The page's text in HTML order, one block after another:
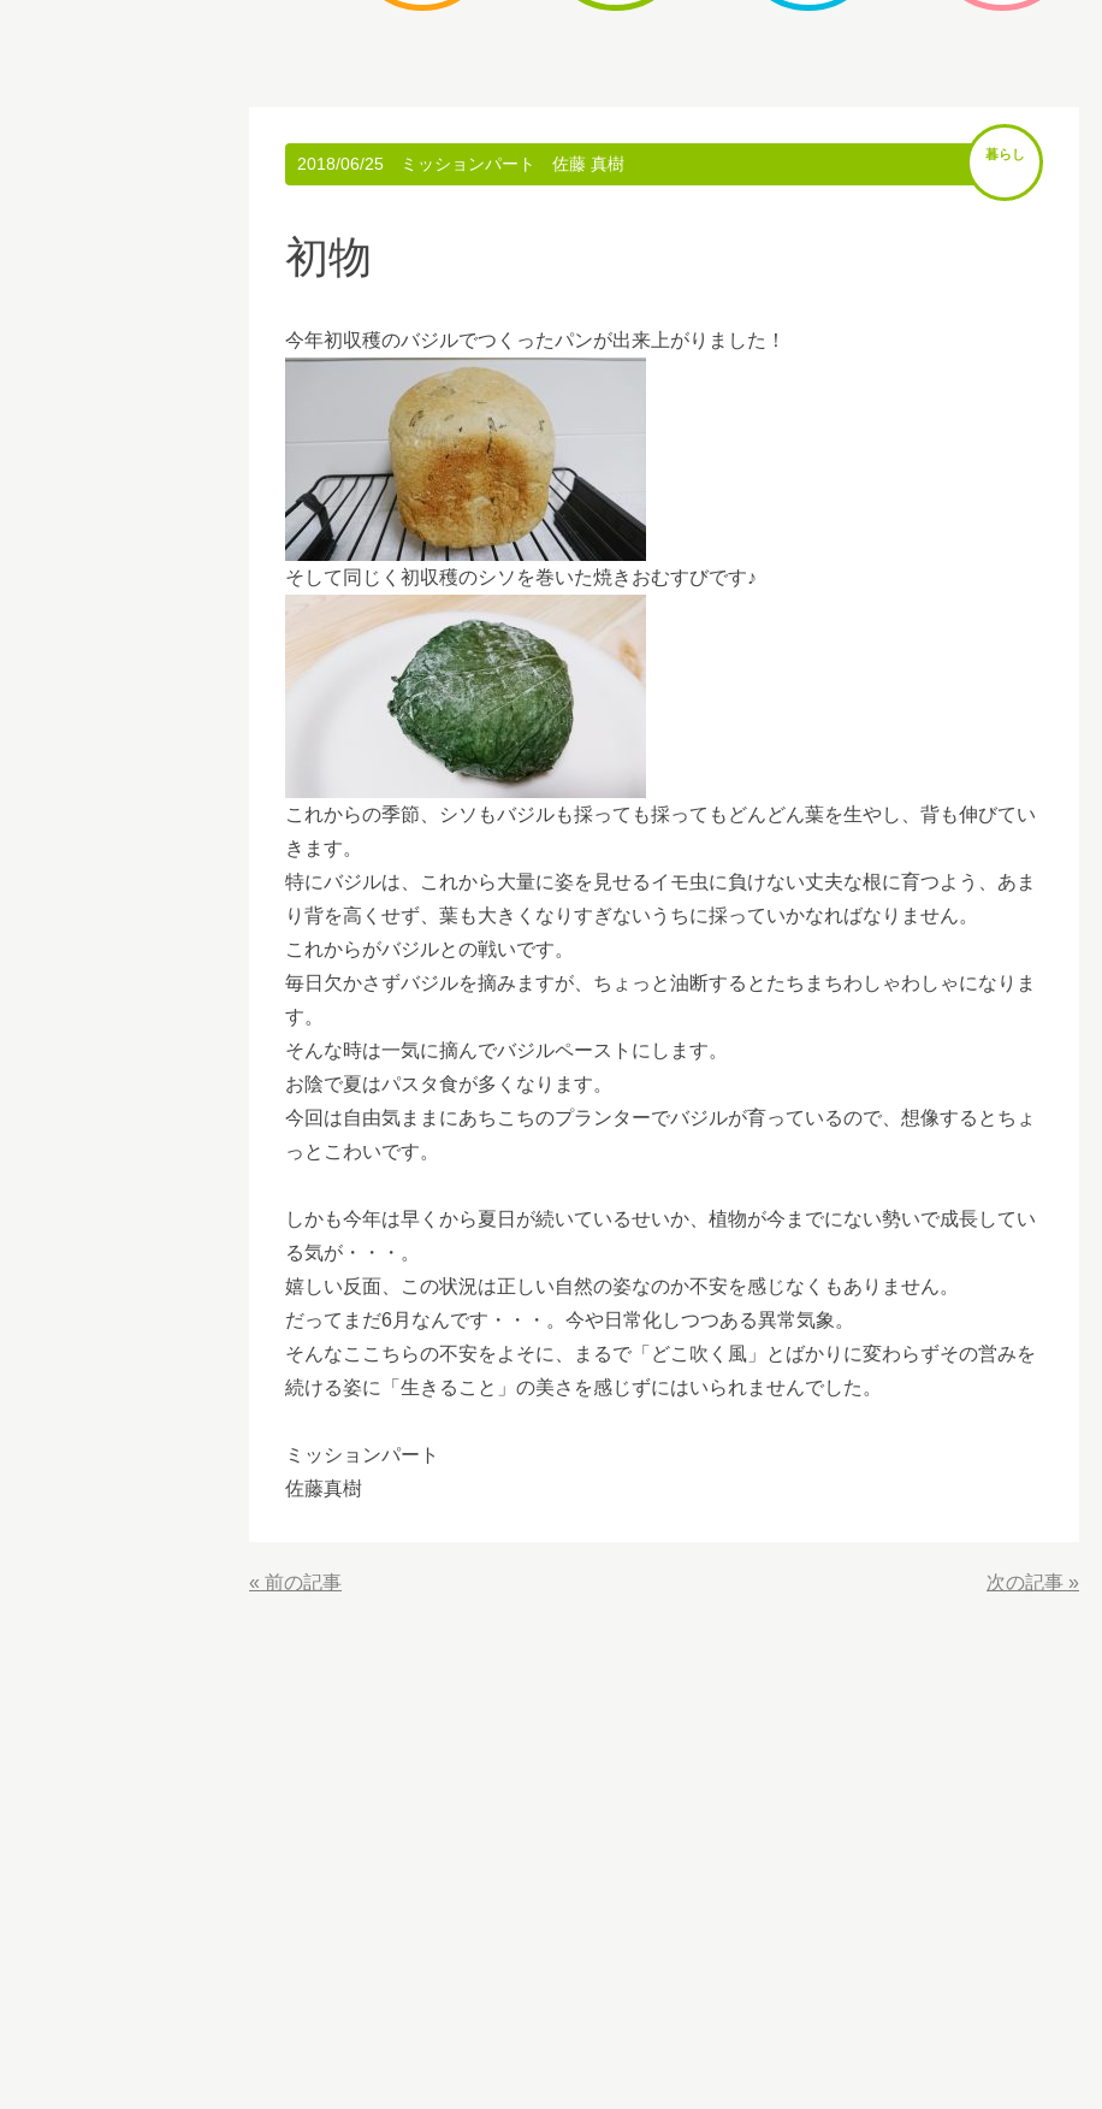
2018/06/25 ミッションパート 佐藤 真樹 暮らし
初物
今年初収穫のバジルでつくったパンが出来上がりました！
そして同じく初収穫のシソを巻いた焼きおむすびです♪
これからの季節、シソもバジルも採っても採ってもどんどん葉を生やし、背も伸びてい
きます。
特にバジルは、これから大量に姿を見せるイモ虫に負けない丈夫な根に育つよう、あま
り背を高くせず、葉も大きくなりすぎないうちに採っていかなればなりません。
これからがバジルとの戦いです。
毎日欠かさずバジルを摘みますが、ちょっと油断するとたちまちわしゃわしゃになりま
す。
そんな時は一気に摘んでバジルペーストにします。
お陰で夏はパスタ食が多くなります。
今回は自由気ままにあちこちのプランターでバジルが育っているので、想像するとちょ
っとこわいです。
しかも今年は早くから夏日が続いているせいか、植物が今までにない勢いで成長してい
る気が・・・。
嬉しい反面、この状況は正しい自然の姿なのか不安を感じなくもありません。
だってまだ6月なんです・・・。今や日常化しつつある異常気象。
そんなここちらの不安をよそに、まるで「どこ吹く風」とばかりに変わらずその営みを
続ける姿に「生きること」の美さを感じずにはいられませんでした。
ミッションパート
佐藤真樹
« 前の記事 次の記事 »